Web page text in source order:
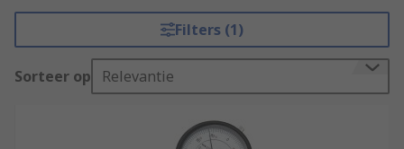
Filters (1)
Sorteer op Relevantie